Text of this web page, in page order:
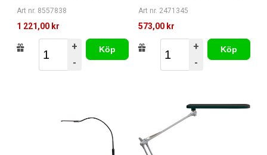
Art nr. 8557838
1 221,00 kr
+
-
Köp
Art nr. 2471345
573,00 kr
+
-
Köp